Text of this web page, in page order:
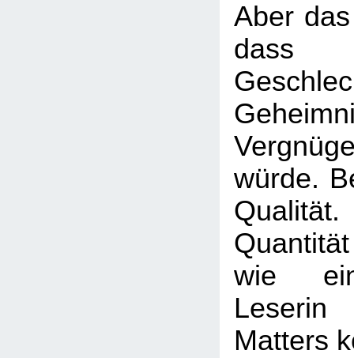
Aber
dass
würde.
wie
Matters